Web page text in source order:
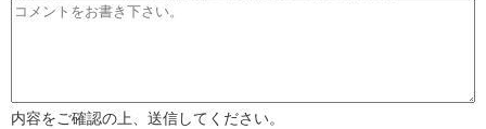
内容をご確認の上、送信してください。